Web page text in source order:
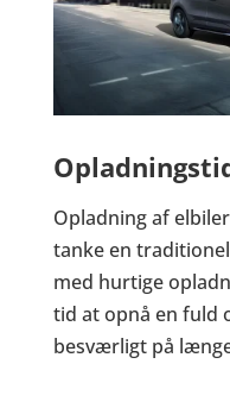
Opladning af
tanke en
med hurtige
tid at opnå en fuld
besværligt på